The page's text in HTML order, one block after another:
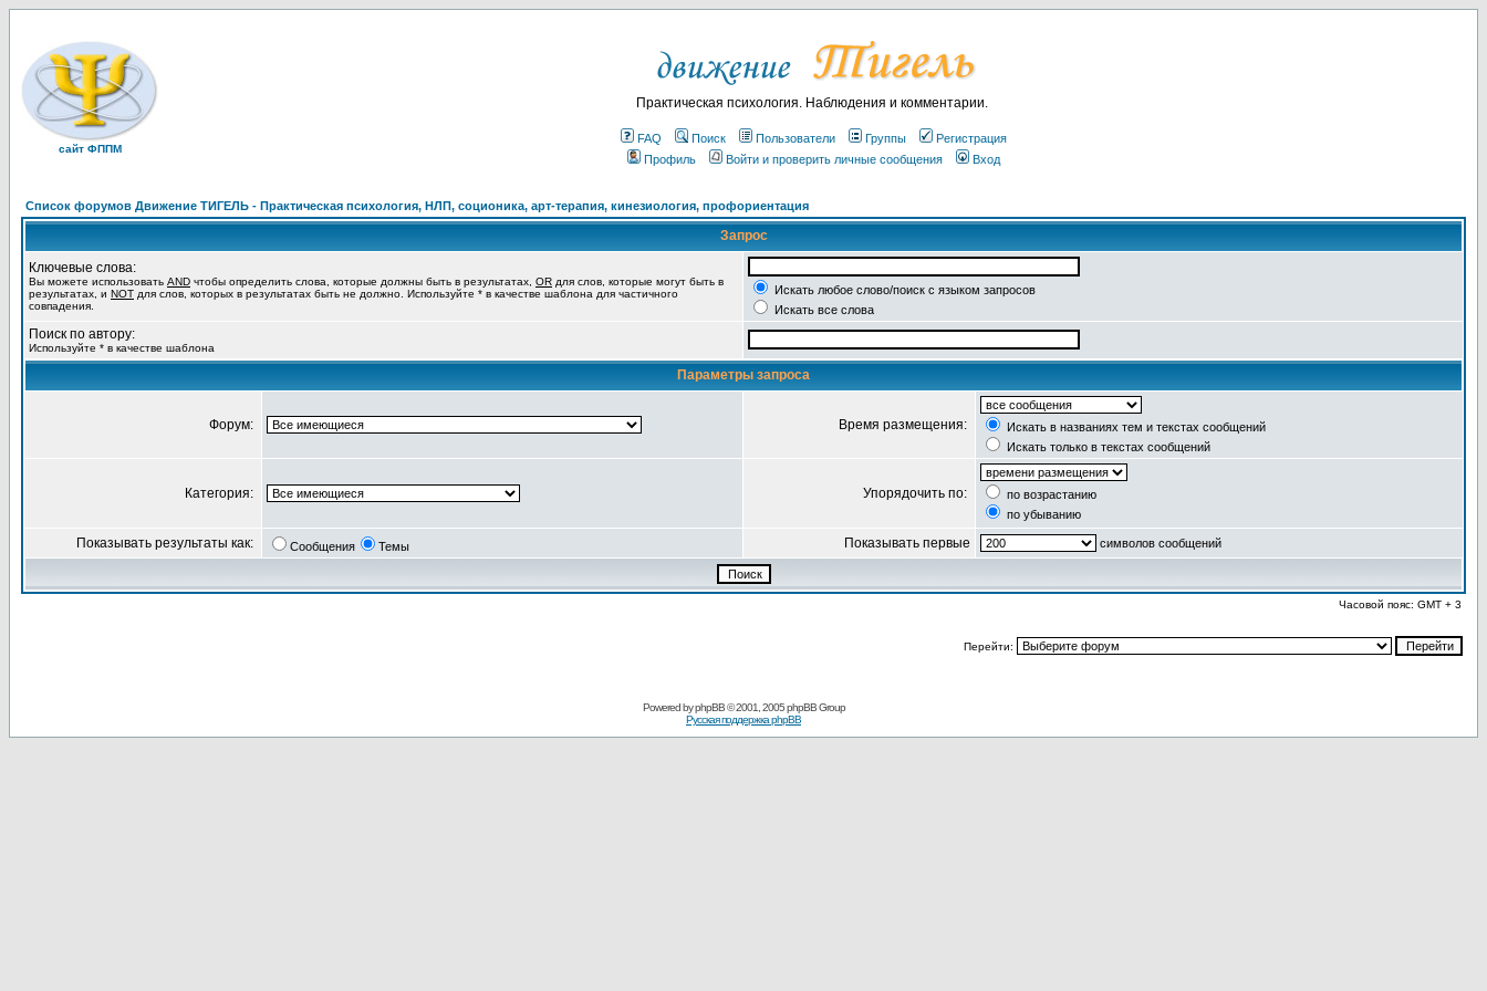
сайт ФППМ
Практическая психология. Наблюдения и комментарии.
FAQ Поиск Пользователи Группы
Регистрация
Профиль
Войти и проверить личные сообщения Вход
Список форумов Движение ТИГЕЛЬ - Практическая психология, НЛП, соционика, арт-терапия, кинезиология, профориентация
Запрос
Ключевые слова:
Вы можете использовать AND чтобы определить слова, которые должны быть в результатах, OR для слов, которые могут быть в
результатах, и NOT для слов, которых в результатах быть не должно. Используйте * в качестве шаблона для частичного
совпадения.
Искать любое слово/поиск с языком запросов
Искать все слова
Поиск по автору:
Используйте * в качестве шаблона
Параметры запроса
Форум: Время размещения:
Искать в названиях тем и текстах сообщений
Искать только в текстах сообщений
Категория: Упорядочить по:
по возрастанию
по убыванию
Показывать результаты как: Сообщения Темы Показывать первые символов сообщений
Часовой пояс: GMT + 3
Перейти:
Powered byphpBB© 2001, 2005 phpBB Group
Русская поддержка phpBB